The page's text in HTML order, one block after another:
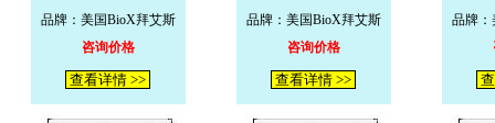
品牌：美国BioX拜艾斯
咨询价格
查看详情 >>
品牌：美国BioX拜艾斯
咨询价格
查看详情 >>
品牌：